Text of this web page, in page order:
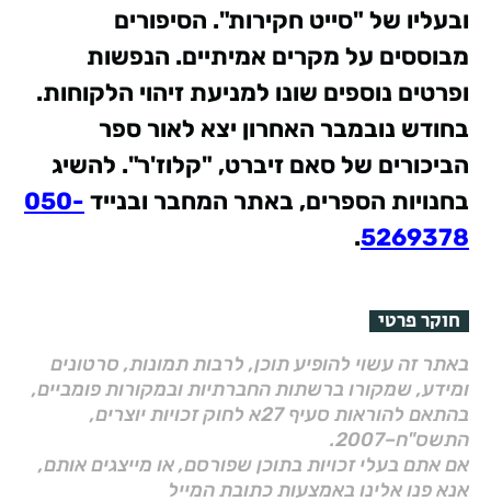
ובעליו של "סייט חקירות". הסיפורים
מבוססים על מקרים אמיתיים. הנפשות
ופרטים נוספים שונו למניעת זיהוי הלקוחות.
בחודש נובמבר האחרון יצא לאור ספר
הביכורים של סאם זיברט, "קלוז'ר". להשיג
בחנויות הספרים, באתר המחבר ובנייד 050-
5269378
.
חוקר פרטי
באתר זה עשוי להופיע תוכן, לרבות תמונות, סרטונים
ומידע, שמקורו ברשתות החברתיות ובמקורות פומביים,
בהתאם להוראות סעיף 27א לחוק זכויות יוצרים,
התשס"ח–2007.
אם אתם בעלי זכויות בתוכן שפורסם, או מייצגים אותם,
אנא פנו אלינו באמצעות כתובת המייל